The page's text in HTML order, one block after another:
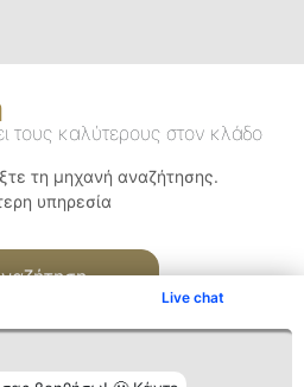
Live chat
τους καλύτερους στον κλάδο
τη μηχανή αναζήτησης.
υπηρεσία